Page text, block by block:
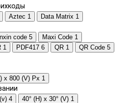
Aztec 1 Data Matrix 1
code 5 Maxi Code 1
1 PDF417 6 QR 1 QR Code 5
x 800 (V) Px 1
4 40° (H) x 30° (V) 1